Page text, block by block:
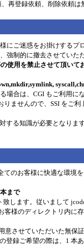
再登録依頼、削除依頼は
にご迷惑をお掛けするプ
強制的に撤去させていた
使用を禁止させて頂いて
場合は、CGI もご利用に
ませんので、SSI をご利
する知識が必要となりま
のお客様に快適な環境
まで
します。従いまして
様のディレクトリ内に
意させていただいた無保
登録ご希望の際は、1 本